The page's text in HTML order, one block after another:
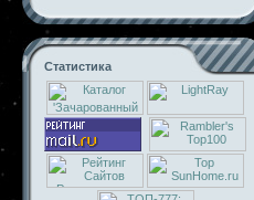
Статистика